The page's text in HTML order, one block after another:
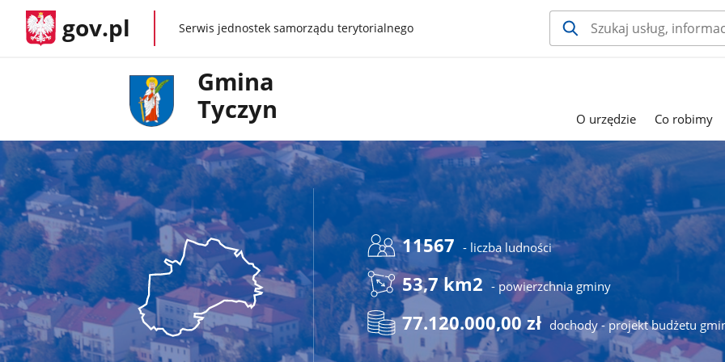
gov.pl gov.plSerwis jednostek samorządu terytorialnego
Gmina
Tyczyn
O urzędzie Co robimy
11567 - liczba ludności
53,7 km2 - powierzchnia gminy
77.120.000,00 zł dochody - projekt budżetu